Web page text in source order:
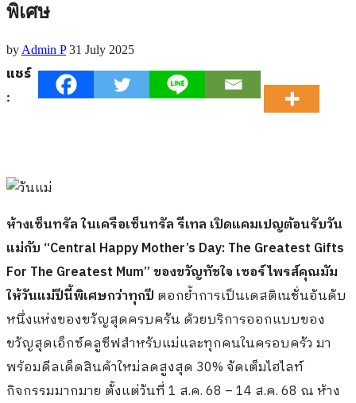
พิเศษ
by Admin P 31 July 2025
แชร์
:
ห้างเซ็นทรัล ในเครือเซ็นทรัล รีเทล เปิดแคมเปญต้อนรับวัน
แม่กับ “Central Happy Mother’s Day: The Greatest Gifts
For The Greatest Mum” ของขวัญทัชใจ เซอร์ไพรส์คุณมัม
ให้วันแม่ปีนี้พิเศษกว่าทุกปี ตอกย้ำการเป็นเดสติเนชั่นอันดับ
หนึ่งแห่งของขวัญสุดครบครัน ด้วยบริการออกแบบของ
ขวัญสุดเอ็กซ์คลูซีฟสำหรับแม่และทุกคนในครอบครัว มา
พร้อมดีลเด็ดสินค้าใหม่ลดสูงสุด 30% จัดเต็มไฮไลท์
กิจกรรมมากมาย ตั้งแต่วันที่ 1 ส.ค. 68 – 14 ส.ค. 68 ณ ห้าง